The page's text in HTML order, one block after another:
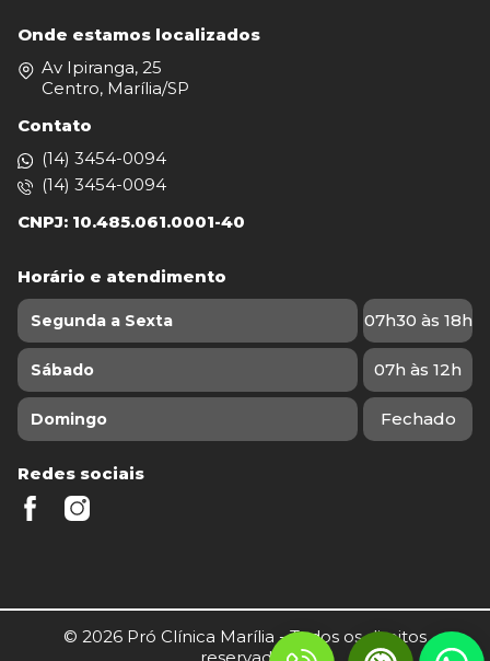
Onde estamos localizados
Av Ipiranga, 25
Centro, Marília/SP
Contato
(14) 3454-0094
(14) 3454-0094
CNPJ: 10.485.061.0001-40
Horário e atendimento
Segunda a Sexta 07h30 às 18h
Sábado 07h às 12h
Domingo Fechado
Redes sociais
© 2026 Pró Clínica Marília - Todos os direitos